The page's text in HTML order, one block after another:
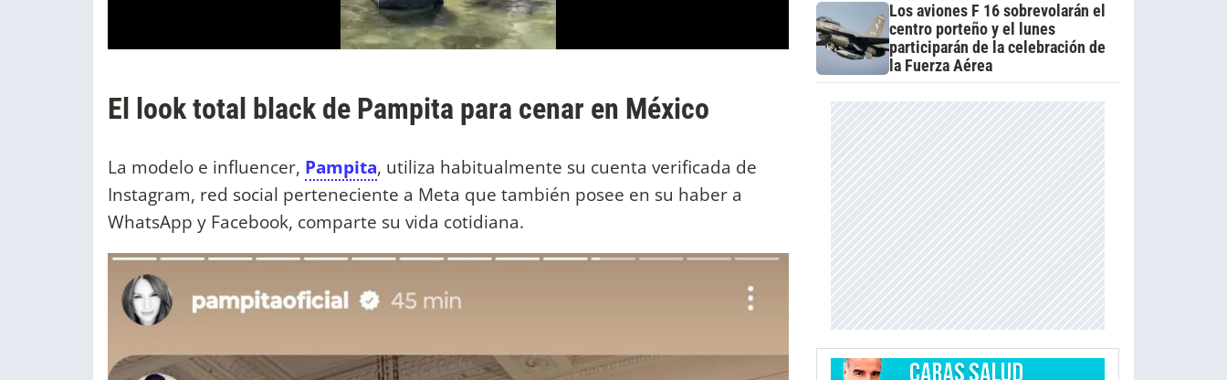
El look total black de Pampita para cenar en México
La modelo e influencer, Pampita, utiliza habitualmente su cuenta verificada de
Instagram, red social perteneciente a Meta que también posee en su haber a
WhatsApp y Facebook, comparte su vida cotidiana.
Los aviones F 16 sobrevolarán el
centro porteño y el lunes
participarán de la celebración de
la Fuerza Aérea